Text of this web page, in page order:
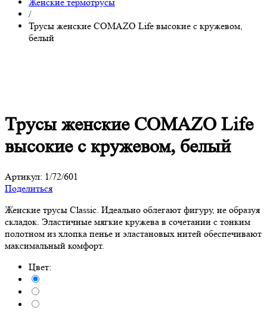
/
Трусы женcкие COMAZO Life высокие с кружевом,
белый
Трусы женcкие COMAZO Life
высокие с кружевом, белый
Артикул: 1/72/601
Поделиться
Женские трусы Classic. Идеально облегают фигуру, не образуя
складок. Эластичные мягкие кружева в сочетании с тонким
полотном из хлопка пенье и эластановых нитей обеспечивают
максимальный комфорт.
Цвет: